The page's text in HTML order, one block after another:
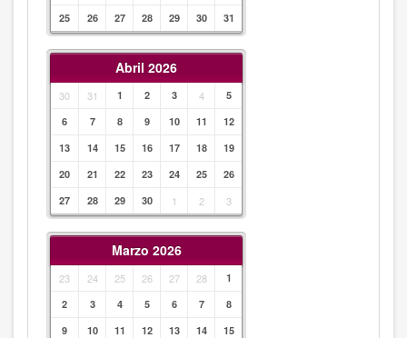
25
26 27 28 29 30 31
Abril 2026
30 31 1 2 3 4
5
6
7 8 9 10 11
12
13
14 15 16 17 18
19
20
21 22 23 24 25
26
27
28 29 30 1 2 3
Marzo 2026
23 24 25 26 27 28
1
2
3 4 5 6 7
8
9
10 11 12 13 14
15